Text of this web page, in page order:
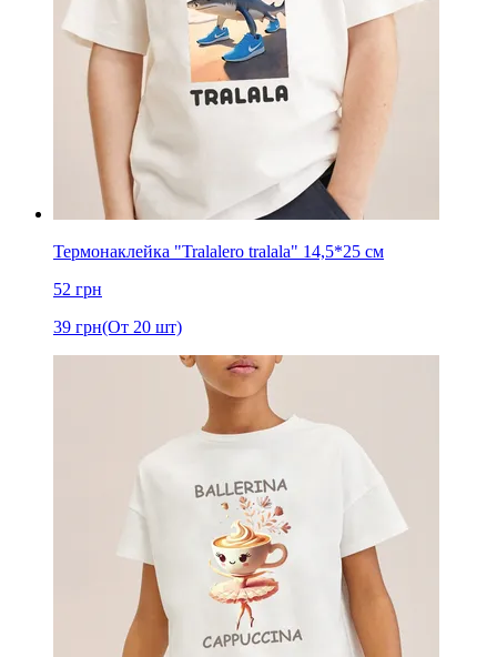
Термонаклейка "Tralalero tralala" 14,5*25 см
52 грн
39 грн(От 20 шт)